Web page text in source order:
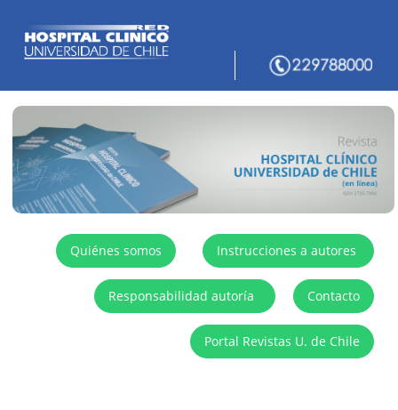
Quiénes somos Instrucciones a autores
Responsabilidad autoría Contacto
Portal Revistas U. de Chile